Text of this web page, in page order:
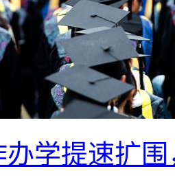
办学提速扩